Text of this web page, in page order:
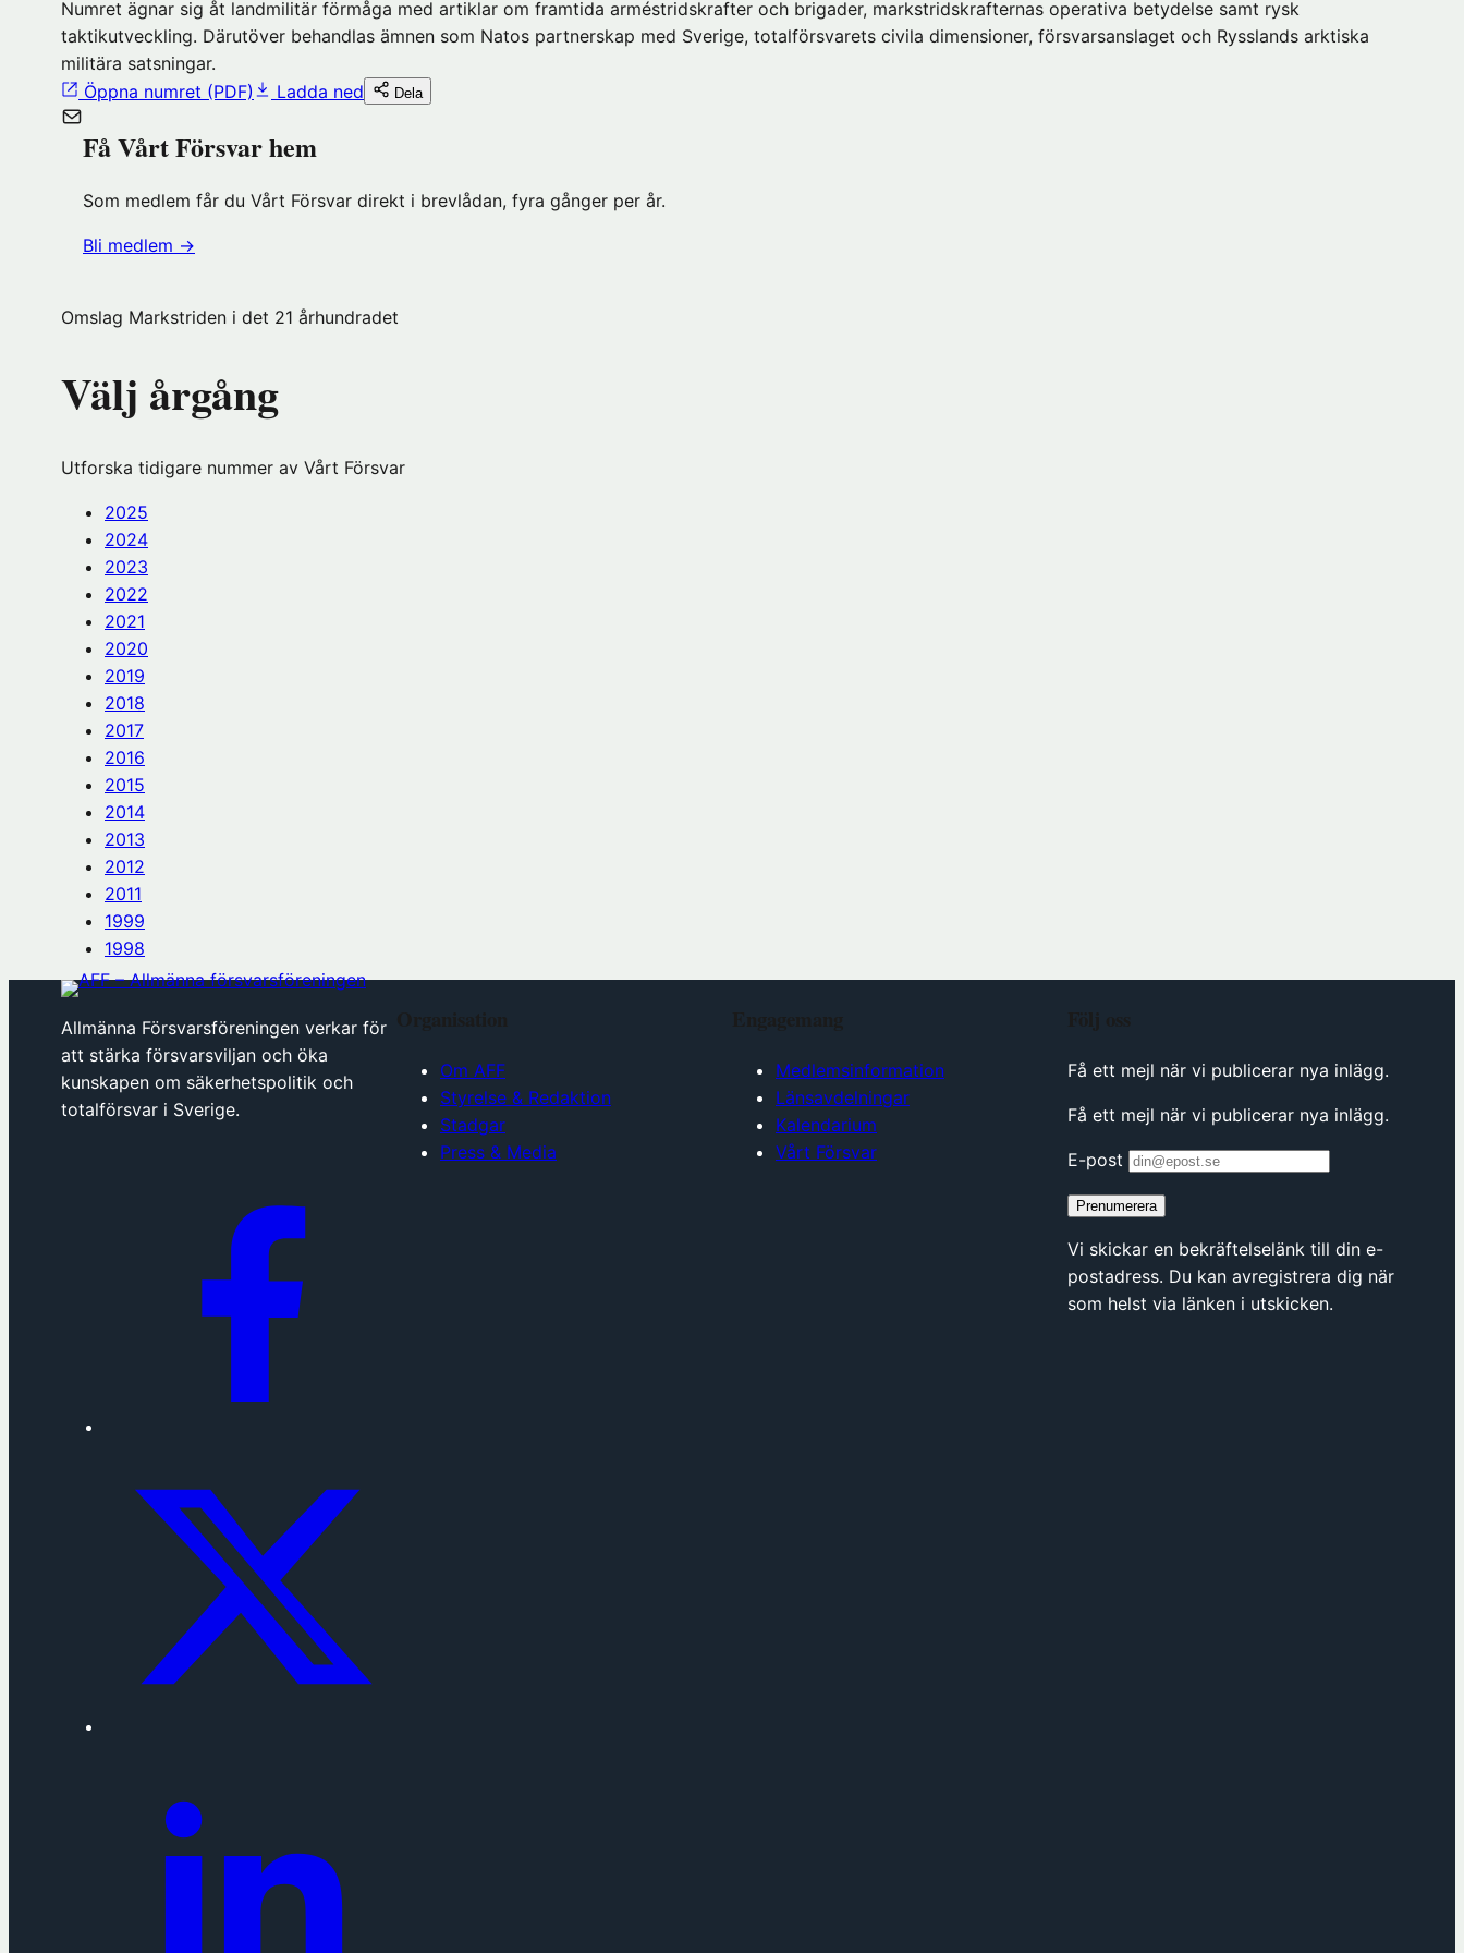
Numret ägnar sig åt landmilitär förmåga med artiklar om framtida arméstridskrafter och brigader, markstridskrafternas operativa betydelse samt rysk
taktikutveckling. Därutöver behandlas ämnen som Natos partnerskap med Sverige, totalförsvarets civila dimensioner, försvarsanslaget och Rysslands arktiska
militära satsningar.
Öppna numret (PDF)
Ladda ned Dela
Få Vårt Försvar hem
Som medlem får du Vårt Försvar direkt i brevlådan, fyra gånger per år.
Bli medlem →
fönster
Föreningshuset)
Omslag Markstriden i det 21 århundradet
Välj årgång
Utforska tidigare nummer av Vårt Försvar
2025
2024
2023
2022
2021
2020
2019
2018
2017
2016
2015
2014
2013
2012
2011
1999
1998
Allmänna Försvarsföreningen verkar för
att stärka försvarsviljan och öka
kunskapen om säkerhetspolitik och
totalförsvar i Sverige.
Om AFF
Styrelse & Redaktion
Stadgar
Press & Media
Medlemsinformation
Länsavdelningar
Kalendarium
Vårt Försvar
Få ett mejl när vi publicerar nya inlägg.
Få ett mejl när vi publicerar nya inlägg.
E-post
Prenumerera
Vi skickar en bekräftelselänk till din e-
postadress. Du kan avregistrera dig när
som helst via länken i utskicken.